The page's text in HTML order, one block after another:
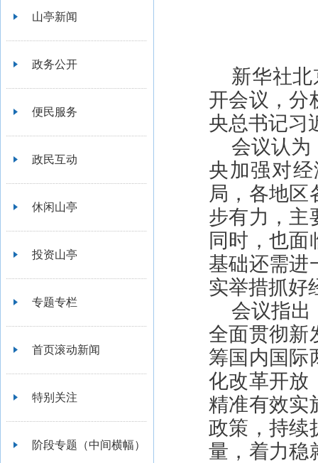
山亭新闻
政务公开
便民服务
政民互动
休闲山亭
投资山亭
专题专栏
首页滚动新闻
特别关注
阶段专题（中间横幅）
新华社
开会议，分
央总书记习
会议认为
央加强对
局，各地区
步有力，主
同时，也面
基础还需进
实举措抓好
会议指出
全面贯彻新
筹国内国际
化改革开放
精准有效实
政策，持续
量，着力稳